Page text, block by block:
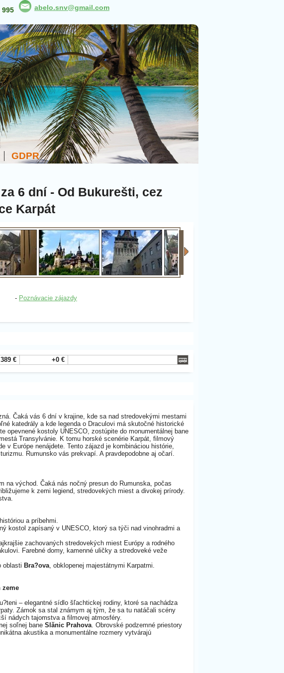
995 abelo.snv@gmail.com
GDPR
6 dní - Od Bukurešti, cez
Karpát
- Poznávacie zájazdy
389 € +0 €
Čaká vás 6 dní v krajine, kde sa nad stredovekými mestami
katedrály a kde legenda o Draculovi má skutočné historické
opevnené kostoly UNESCO, zostúpite do monumentálnej bane
Transylvánie. K tomu horské scenérie Karpát, filmový
v Európe nenájdete. Tento zájazd je kombináciou histórie,
Rumunsko vás prekvapí. A pravdepodobne aj očarí.
na východ. Čaká nás nočný presun do Rumunska, počas
k zemi legiend, stredovekých miest a divokej prírody.
a príbehmi.
kostol zapísaný v UNESCO, ktorý sa týči nad vinohradmi a
zachovaných stredovekých miest Európy a rodného
Farebné domy, kamenné uličky a stredoveké veže
oblasti Bra?ova, obklopenej majestátnymi Karpatmi.
zeme
– elegantné sídlo šľachtickej rodiny, ktoré sa nachádza
Zámok sa stal známym aj tým, že sa tu natáčali scény
nádych tajomstva a filmovej atmosféry.
soľnej bane Slănic Prahova. Obrovské podzemné priestory
akustika a monumentálne rozmery vytvárajú